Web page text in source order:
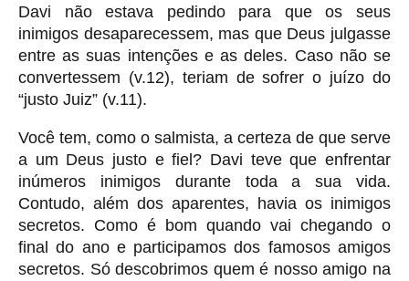
Davi não estava pedindo para que os seus
inimigos desaparecessem, mas que Deus julgasse
entre as suas intenções e as deles. Caso não se
convertessem (v.12), teriam de sofrer o juízo do
“justo Juiz” (v.11).
Você tem, como o salmista, a certeza de que serve
a um Deus justo e fiel? Davi teve que enfrentar
inúmeros inimigos durante toda a sua vida.
Contudo, além dos aparentes, havia os inimigos
secretos. Como é bom quando vai chegando o
final do ano e participamos dos famosos amigos
secretos. Só descobrimos quem é nosso amigo na